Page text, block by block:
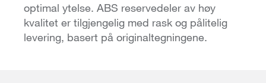
optimal ytelse. ABS reservedeler av høy
kvalitet er tilgjengelig med rask og pålitelig
levering, basert på originaltegningene.